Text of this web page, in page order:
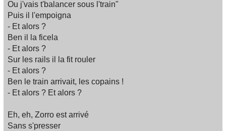
Ou j'vais t'balancer sous l'train"
Puis il l'empoigna
- Et alors ?
Ben il la ficela
- Et alors ?
Sur les rails il la fit rouler
- Et alors ?
Ben le train arrivait, les copains !
- Et alors ? Et alors ?
Eh, eh, Zorro est arrivé
Sans s'presser